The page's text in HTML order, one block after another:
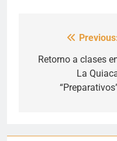
Navegación
de
entradas
Retorno a clases
La